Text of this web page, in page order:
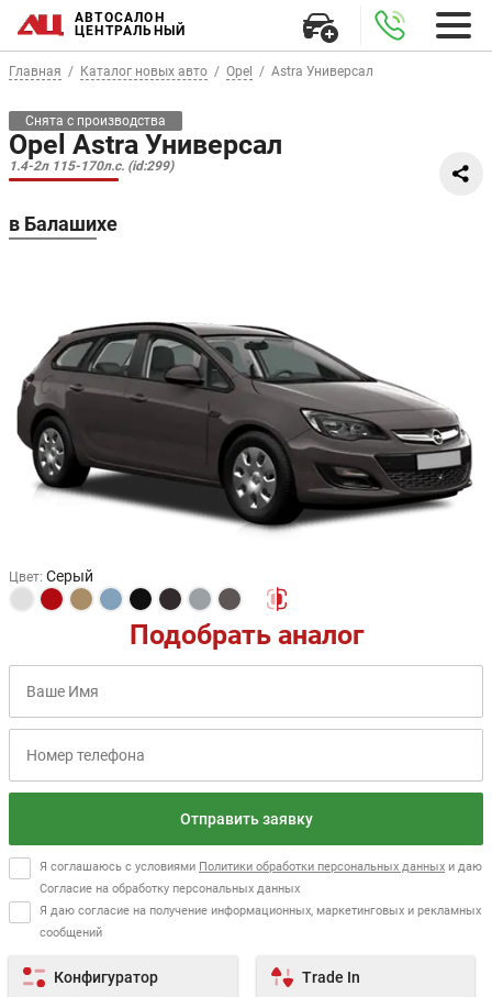
АВТОСАЛОН
ЦЕНТРАЛЬНЫЙ
Главная Каталог новых авто Opel Astra Универсал
Снята с производства
Opel Astra Универсал
1.4-2л 115-170л.с. (id:299)
в Балашихе
Цвет: Серый
Подобрать аналог
Отправить заявку
Я соглашаюсь с условиями Политики обработки персональных данных и даю
Согласие на обработку персональных данных
Я даю согласие на получение информационных, маркетинговых и рекламных
сообщений
Конфигуратор Trade In